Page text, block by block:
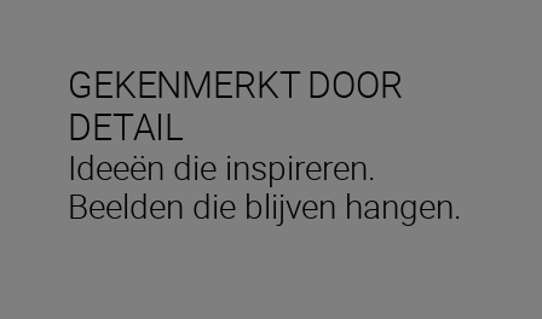
GEKENMERKT DOOR
DETAIL
Ideeën die inspireren.
Beelden die blijven hangen.